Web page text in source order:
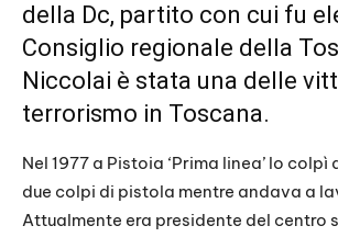
della Dc, partito con cui fu
Consiglio regionale della
Niccolai è stata una delle
terrorismo in Toscana.
Nel 1977 a Pistoia ‘Prima linea’ lo
due colpi di pistola mentre andava a
Attualmente era presidente del centro